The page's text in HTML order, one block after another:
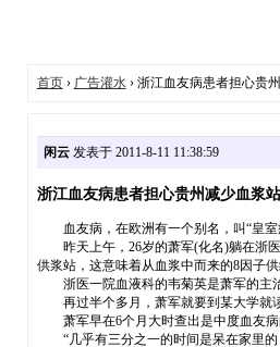
首页› 广告灌水› 浙江血友病患者担心贵
闲云发表于 2011-8-11 11:38:59
浙江血友病患者担心贵州减少血浆
血友病，在欧洲有一个别名，叫“皇室
昨天上午，26岁的萧军(化名)躺在浙医
供浆站，这意味着从血浆中而来的8因子
浙医一院血液科的韦菊英是萧军的主治
再过半个多月，萧军就要到某大学就读
萧军早在6个月大时查出是中度血友病
“几乎有三分之一的时间是呆在家里的